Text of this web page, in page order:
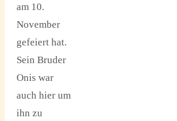
am 10.
November
gefeiert hat.
Sein Bruder
Onis war
auch hier um
ihn zu